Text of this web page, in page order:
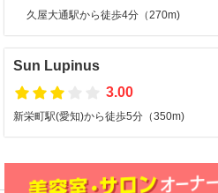
久屋大通駅から徒歩4分（270m)
Sun Lupinus
3.00
新栄町駅(愛知)から徒歩5分（350m)